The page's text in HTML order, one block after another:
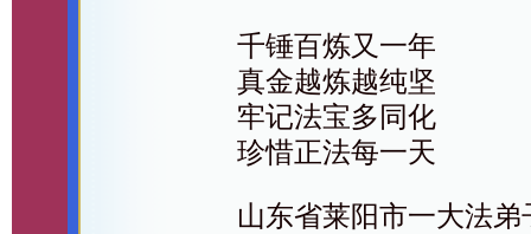
千锤百炼又一年
真金越炼越纯坚
牢记法宝多同化
珍惜正法每一天
山东省莱阳市一大法